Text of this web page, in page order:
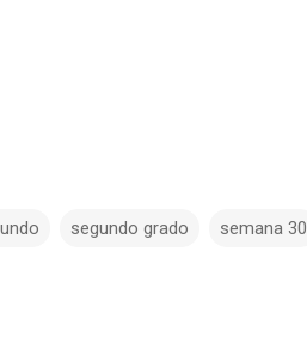
segundo grado semana 30